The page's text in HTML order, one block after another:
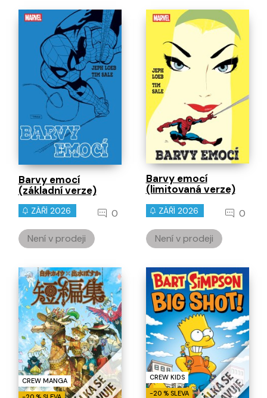
Barvy emocí
(základní verze)
ZÁŘÍ 2026 0
Není v prodeji
Barvy emocí
(limitovaná verze)
ZÁŘÍ 2026 0
Není v prodeji
CREW MANGA
CREW KIDS
-20 % SLEVA